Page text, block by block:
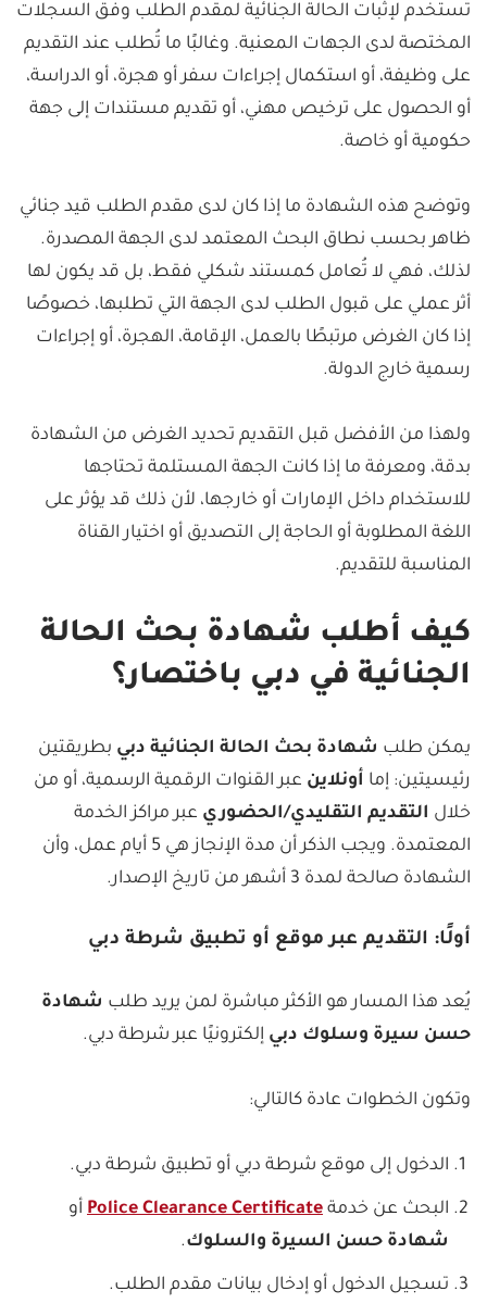
تُستخدم لإثبات الحالة الجنائية لمقدم الطلب وفق السجلات
المختصة لدى الجهات المعنية. وغالبًا ما تُطلب عند التقديم
على وظيفة، أو استكمال إجراءات سفر أو هجرة، أو الدراسة،
أو الحصول على ترخيص مهني، أو تقديم مستندات إلى جهة
حكومية أو خاصة.
وتوضح هذه الشهادة ما إذا كان لدى مقدم الطلب قيد جنائي
ظاهر بحسب نطاق البحث المعتمد لدى الجهة المصدرة.
لذلك، فهي لا تُعامل كمستند شكلي فقط، بل قد يكون لها
أثر عملي على قبول الطلب لدى الجهة التي تطلبها، خصوصًا
إذا كان الغرض مرتبطًا بالعمل، الإقامة، الهجرة، أو إجراءات
رسمية خارج الدولة.
ولهذا من الأفضل قبل التقديم تحديد الغرض من الشهادة
بدقة، ومعرفة ما إذا كانت الجهة المستلمة تحتاجها
للاستخدام داخل الإمارات أو خارجها، لأن ذلك قد يؤثر على
اللغة المطلوبة أو الحاجة إلى التصديق أو اختيار القناة
المناسبة للتقديم.
كيف أطلب شهادة بحث الحالة
الجنائية في دبي باختصار؟
يمكن طلب شهادة بحث الحالة الجنائية دبي بطريقتين
رئيسيتين: إما أونلاين عبر القنوات الرقمية الرسمية، أو من
خلال التقديم التقليدي/الحضوري عبر مراكز الخدمة
المعتمدة. ويجب الذكر أن مدة الإنجاز هي 5 أيام عمل، وأن
الشهادة صالحة لمدة 3 أشهر من تاريخ الإصدار.
أولًا: التقديم عبر موقع أو تطبيق شرطة دبي
يُعد هذا المسار هو الأكثر مباشرة لمن يريد طلب شهادة
حسن سيرة وسلوك دبي إلكترونيًا عبر شرطة دبي.
وتكون الخطوات عادة كالتالي:
الدخول إلى موقع شرطة دبي أو تطبيق شرطة دبي.
البحث عن خدمة Police Clearance Certificate أو
شهادة حسن السيرة والسلوك.
تسجيل الدخول أو إدخال بيانات مقدم الطلب.